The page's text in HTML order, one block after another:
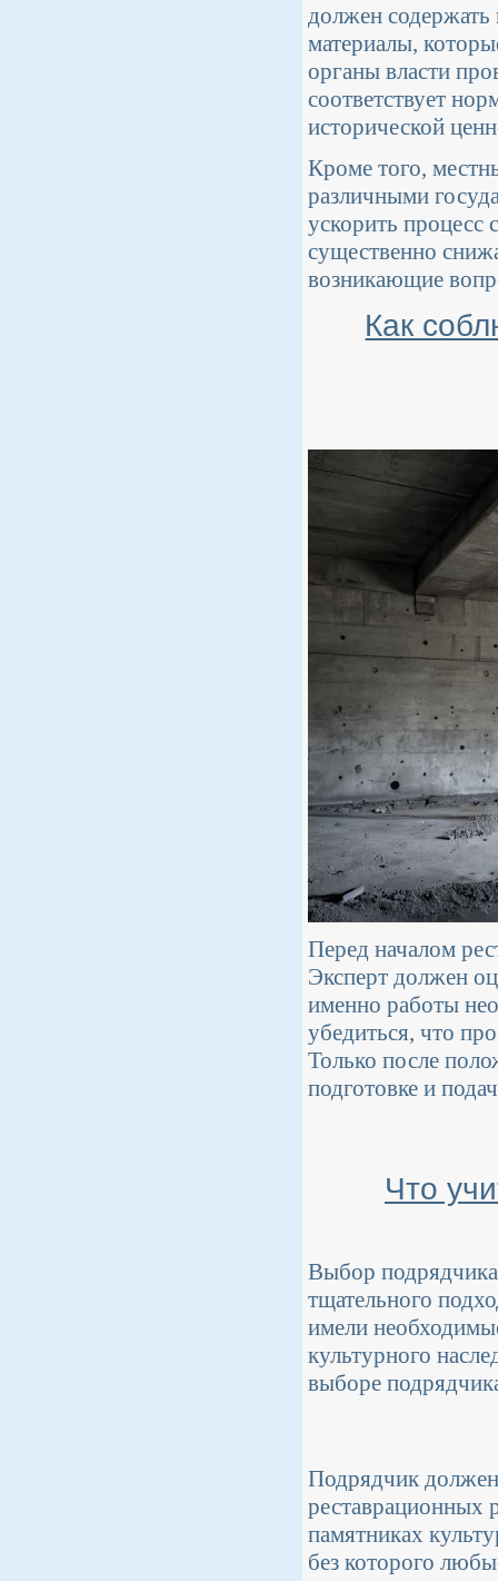
должен содержать
материалы,
органы власти
соответствует
исторической
Кроме того,
различными
ускорить процесс
существенно
возникающие
Как
Перед началом
Эксперт должен
именно работы
убедиться, что
Только после
подготовке и
Что
Выбор подрядчика
тщательного
имели
культурного
выборе
Подрядчик
реставрационных
памятниках
без которого